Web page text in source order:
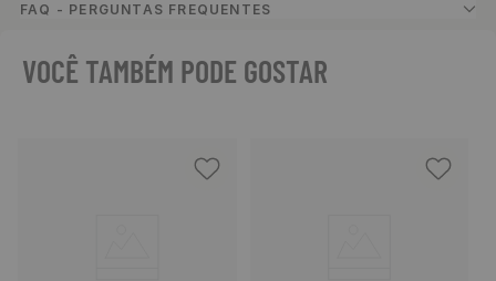
FAQ - PERGUNTAS FREQUENTES
VOCÊ TAMBÉM PODE GOSTAR